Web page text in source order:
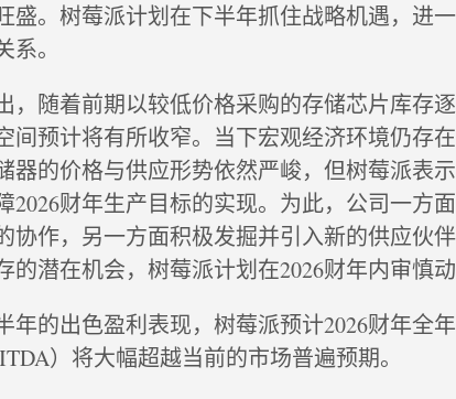
盛。树莓派计划在下半年抓住战略机遇，进
。
，随着前期以较低价格采购的存储芯片库存
间预计将有所收窄。当下宏观经济环境仍存
器的价格与供应形势依然严峻，但树莓派表
2026财年生产目标的实现。为此，公司一方
协作，另一方面积极发掘并引入新的供应伙
的潜在机会，树莓派计划在2026财年内审慎动
年的出色盈利表现，树莓派预计2026财年全
）将大幅超越当前的市场普遍预期。